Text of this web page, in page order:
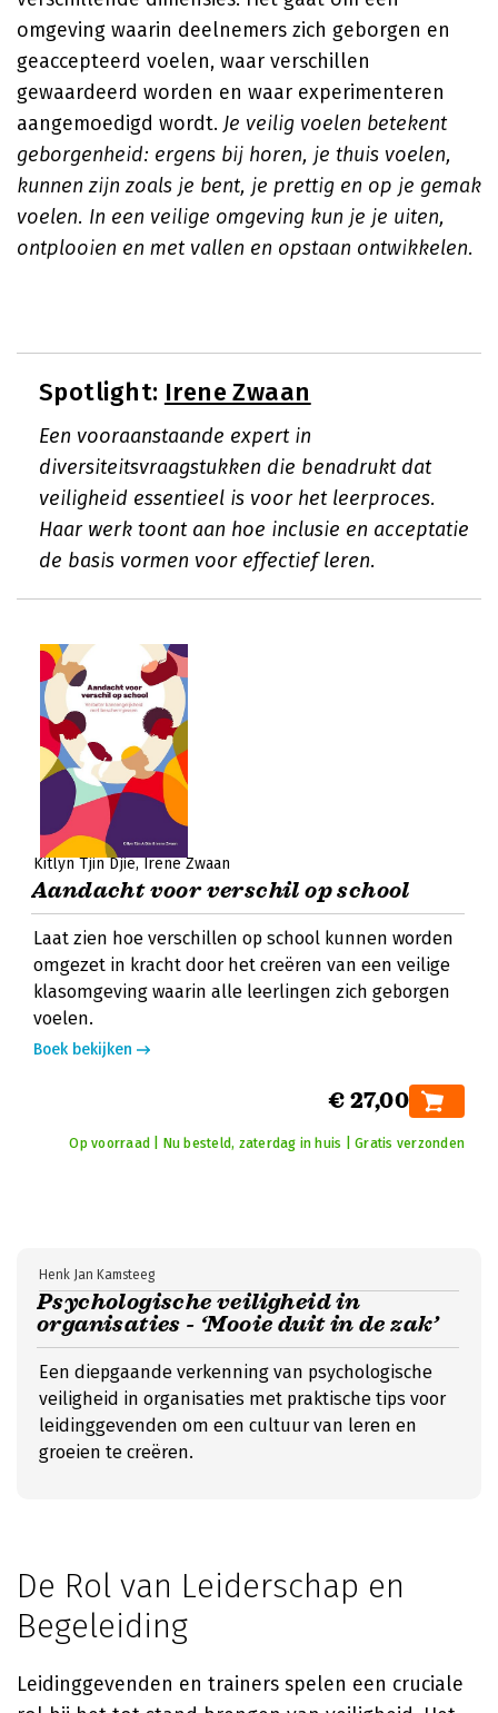
omgeving waarin deelnemers zich geborgen en
geaccepteerd voelen, waar verschillen
gewaardeerd worden en waar experimenteren
aangemoedigd wordt. Je veilig voelen betekent
geborgenheid: ergens bij horen, je thuis voelen,
kunnen zijn zoals je bent, je prettig en op je gemak
voelen. In een veilige omgeving kun je je uiten,
ontplooien en met vallen en opstaan ontwikkelen.
Spotlight: Irene Zwaan
Een vooraanstaande expert in
diversiteitsvraagstukken die benadrukt dat
veiligheid essentieel is voor het leerproces.
Haar werk toont aan hoe inclusie en acceptatie
de basis vormen voor effectief leren.
Kitlyn Tjin Djie Irene Zwaan
Aandacht voor verschil op school
Laat zien hoe verschillen op school kunnen worden
omgezet in kracht door het creëren van een veilige
klasomgeving waarin alle leerlingen zich geborgen
voelen.
Boek bekijken
€ 27,00
Op voorraad | Nu besteld, zaterdag in huis | Gratis verzonden
Psychologische veiligheid in
organisaties - ‘Mooie duit in de zak’
Henk Jan Kamsteeg
Een diepgaande verkenning van psychologische
veiligheid in organisaties met praktische tips voor
leidinggevenden om een cultuur van leren en
groeien te creëren.
De Rol van Leiderschap en
Begeleiding
Leidinggevenden en trainers spelen een cruciale